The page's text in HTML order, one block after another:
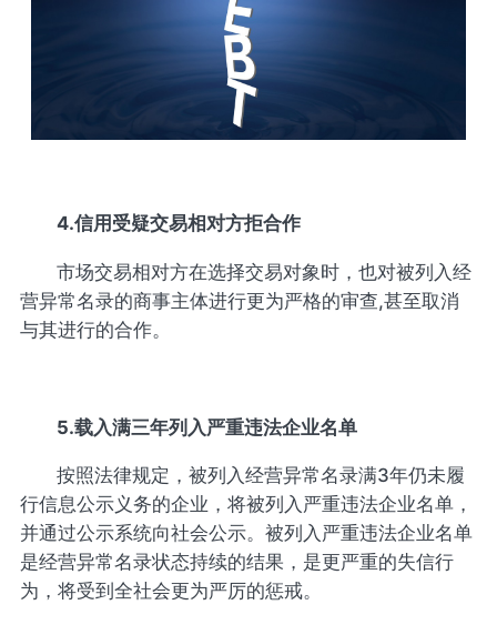
4.信用受疑交易相对方拒合作
市场交易相对方在选择交易对象时，也对被列入经
营异常名录的商事主体进行更为严格的审查,甚至取消
与其进行的合作。
5.载入满三年列入严重违法企业名单
按照法律规定，被列入经营异常名录满3年仍未履
行信息公示义务的企业，将被列入严重违法企业名单，
并通过公示系统向社会公示。被列入严重违法企业名单
是经营异常名录状态持续的结果，是更严重的失信行
为，将受到全社会更为严厉的惩戒。